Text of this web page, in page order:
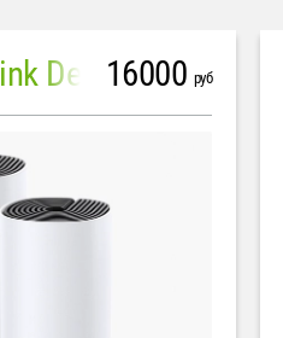
Mesh система TP-Link Deco M4 (3 устройства)
16000 руб